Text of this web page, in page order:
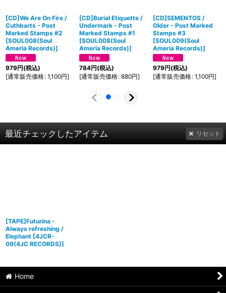
[CD]We Are On Fire /
Cuthbarts - Post
Marked Stamps #2
[SOUL008(Soul
Ameria Records)]
979円(税込)
[通常販売価格: 1,100円]
[CD]Burial Etiquette /
Undermark - Post
Marked Stamps #1
[SOUL008(Soul
Ameria Records)]
784円(税込)
[通常販売価格: 880円]
[CD]SEMENTOS /
Older - Post Marked
Stamps #3
[SOUL009(Soul
Ameria Records)]
979円(税込)
[通常販売価格: 1,100円]
最近チェックしたアイテム リセット
[TAPE]Futurina -
Always refreshing /
Elephant [4JCR-
09(4JC RECORDS)]
Home